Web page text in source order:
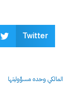
Twitter
وحده مسؤوليتها